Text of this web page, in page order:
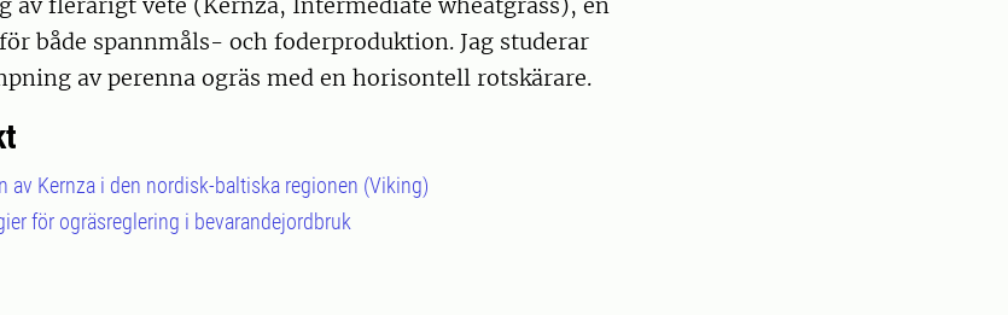
av flerårigt vete (Kernza, Intermediate wheatgrass), en
både spannmåls- och foderproduktion. Jag studerar
av perenna ogräs med en horisontell rotskärare.
av Kernza i den nordisk-baltiska regionen (Viking)
för ogräsreglering i bevarandejordbruk